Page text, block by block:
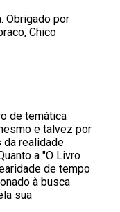
Obrigado por
Chico
de temática
e talvez por
realidade
a "O Livro
de tempo
à busca
sua